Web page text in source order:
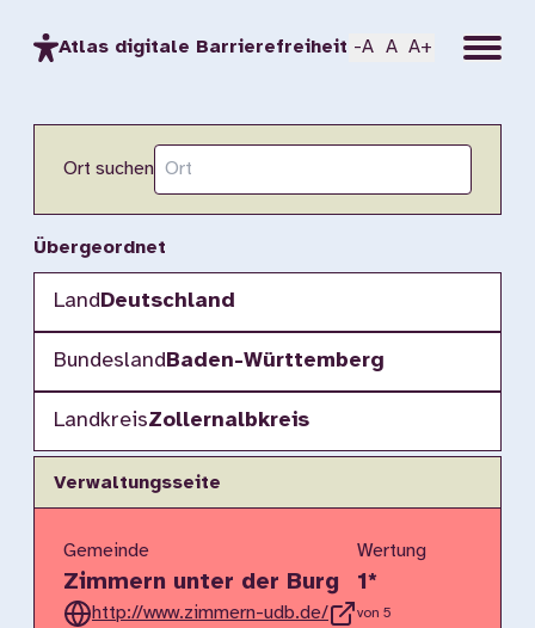
Atlas digitale Barrierefreiheit -A A A+ Menu
Ort suchen
Übergeordnet
LandDeutschland
BundeslandBaden-Württemberg
LandkreisZollernalbkreis
Verwaltungsseite
Gemeinde
Zimmern unter der Burg
http://www.zimmern-udb.de/
Wertung
1*
von 5